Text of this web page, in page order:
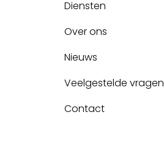
Diensten
Over ons
Nieuws
Veelgestelde vragen
Contact